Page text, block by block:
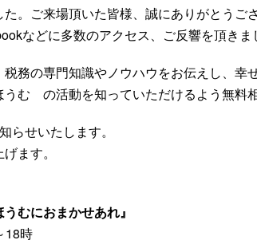
。ご来場頂いた皆様、誠にありがとうご
などに多数のアクセス、ご反響を頂きま
務の専門知識やノウハウをお伝えし、幸
む の活動を知っていただけるよう無料相
らせいたします。
ます。
むにおまかせあれ』
18時